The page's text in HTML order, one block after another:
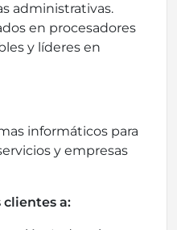
administrativas.
en procesadores
y líderes en
informáticos para
y empresas
a: